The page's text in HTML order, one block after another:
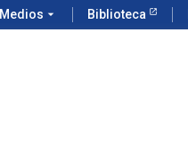
Medios arrow_drop_down Biblioteca